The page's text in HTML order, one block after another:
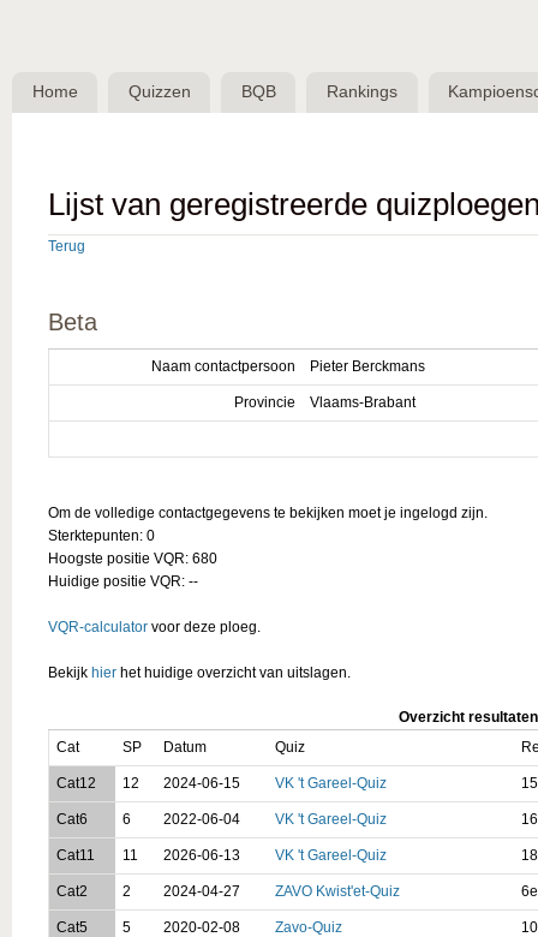
Belgische
QuizBond
Home Quizzen BQB Rankings
Lijst van geregistreerde
Terug
Beta
Naam contactpersoon Pieter Berckmans
Provincie Vlaams-Brabant
Om de volledige contactgegevens te bekijken moet je ingelogd zijn.
Sterktepunten: 0
Hoogste positie VQR: 680
Huidige positie VQR: --
VQR-calculator voor deze ploeg.
Bekijk hier het huidige overzicht van uitslagen.
Overzicht resultaten
Cat
SP Datum Quiz
Cat12 12 2024-06-15 VK 't Gareel-Quiz
Cat6 6 2022-06-04 VK 't Gareel-Quiz
Cat11 11 2026-06-13 VK 't Gareel-Quiz
Cat2 2 2024-04-27 ZAVO Kwist'et-Quiz
Cat5 5 2020-02-08 Zavo-Quiz